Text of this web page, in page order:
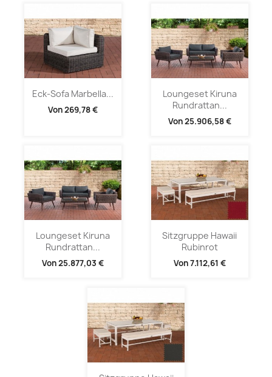
Eck-Sofa Marbella...
Von269,78 €
Loungeset Kiruna
Rundrattan...
Von25.906,58 €
Loungeset Kiruna
Rundrattan...
Von25.877,03 €
Sitzgruppe Hawaii
Rubinrot
Von7.112,61 €